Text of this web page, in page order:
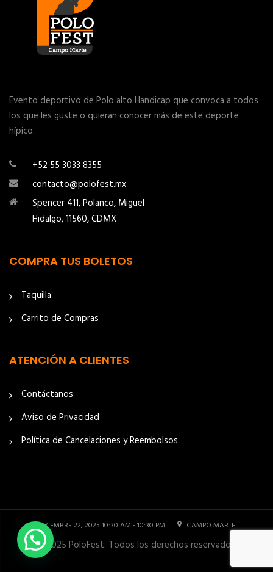
Evento deportivo de Polo alto Handicap que convoca a todos
los que les guste o quieran conocer más de este deporte
hípico.
+52 55 3033 8355
contacto@polofest.mx
Spencer 411, Polanco, Miguel
Hidalgo, 11560, CDMX
COMPRA TUS BOLETOS
Taquilla
Carrito de Compras
ATENCIÓN A CLIENTES
Contáctanos
Aviso de Privacidad
Política de Cancelaciones y Reembolsos
NOVIEMBRE 22, 2025 10:30 AM - 10:30 PM CAMPO MARTE
© 2025 PoloFest. Todos los derechos reservados.